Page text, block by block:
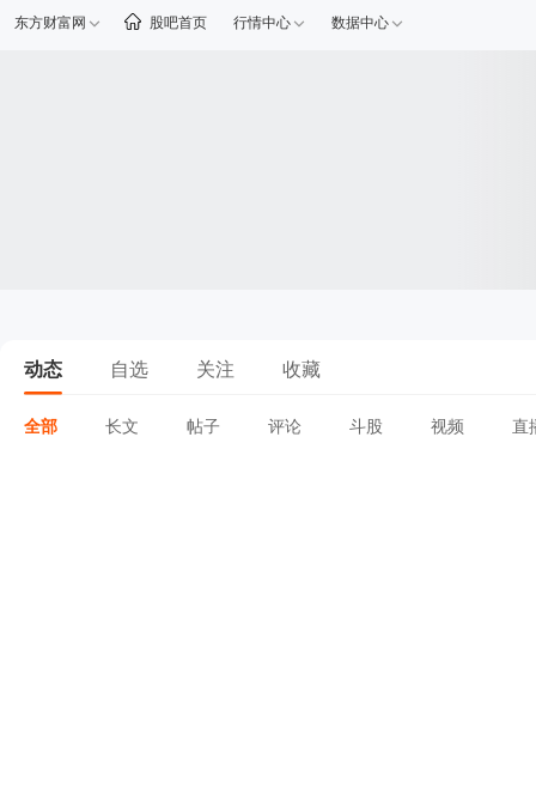
东方财富网 股吧首页 行情中心 数据中心
动态 自选 关注 收藏
全部 长文 帖子 评论 斗股 视频 直